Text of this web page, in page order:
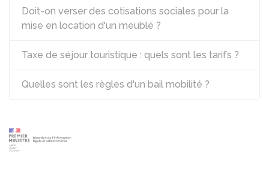
Doit-on verser des cotisations sociales pour la
mise en location d'un meublé ?
Taxe de séjour touristique : quels sont les tarifs ?
Quelles sont les règles d'un bail mobilité ?